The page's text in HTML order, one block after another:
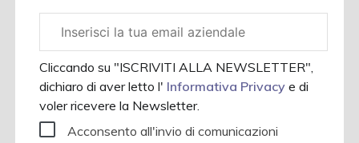
aziendale
Cliccando su "ISCRIVITI ALLA NEWSLETTER",
dichiaro di aver letto l' Informativa Privacye di
voler ricevere la Newsletter.
Acconsento all'invio di comunicazioni